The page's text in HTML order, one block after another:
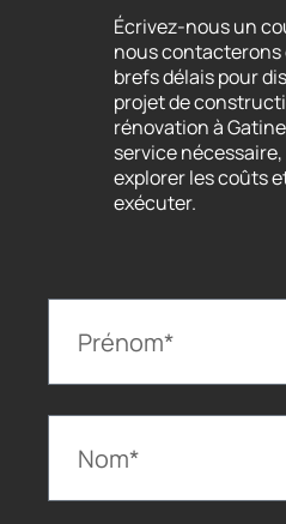
Écrivez-nous un
nous contacterons
brefs délais pour
projet de
rénovation à
service
explorer les coûts
exécuter.